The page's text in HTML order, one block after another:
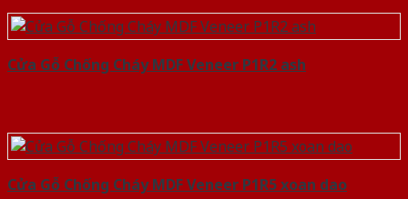
Cửa Gỗ Chống Cháy MDF Veneer P1R2 ash
Cửa Gỗ Chống Cháy MDF Veneer P1R5 xoan dao